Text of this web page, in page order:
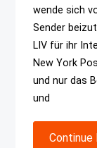
wende sich
Sender
LIV für ihr
New York
und nur das
und
Continue